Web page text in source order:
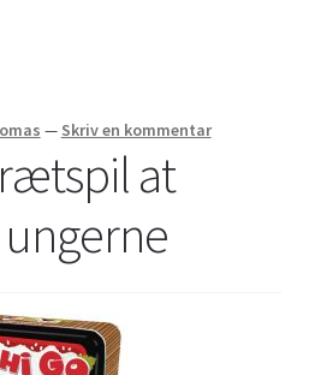
— Skriv en kommentar
at